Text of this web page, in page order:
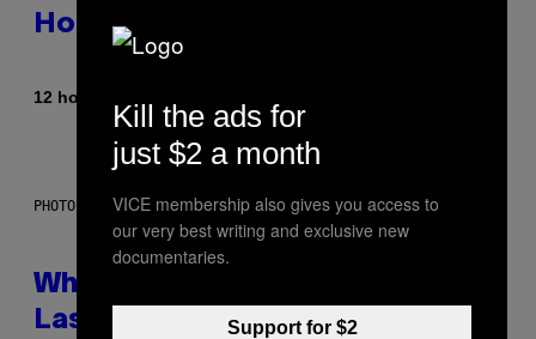
Hooks
12 hours ago
PHOTO: NASA; DR PIXEL / GETTY IMAGES
Why NASA Wants to Send a
Laser-Powered Drone Into
Kill the ads for
just $2 a month
VICE membership also gives you access to
our very best writing and exclusive new
documentaries.
Support for $2